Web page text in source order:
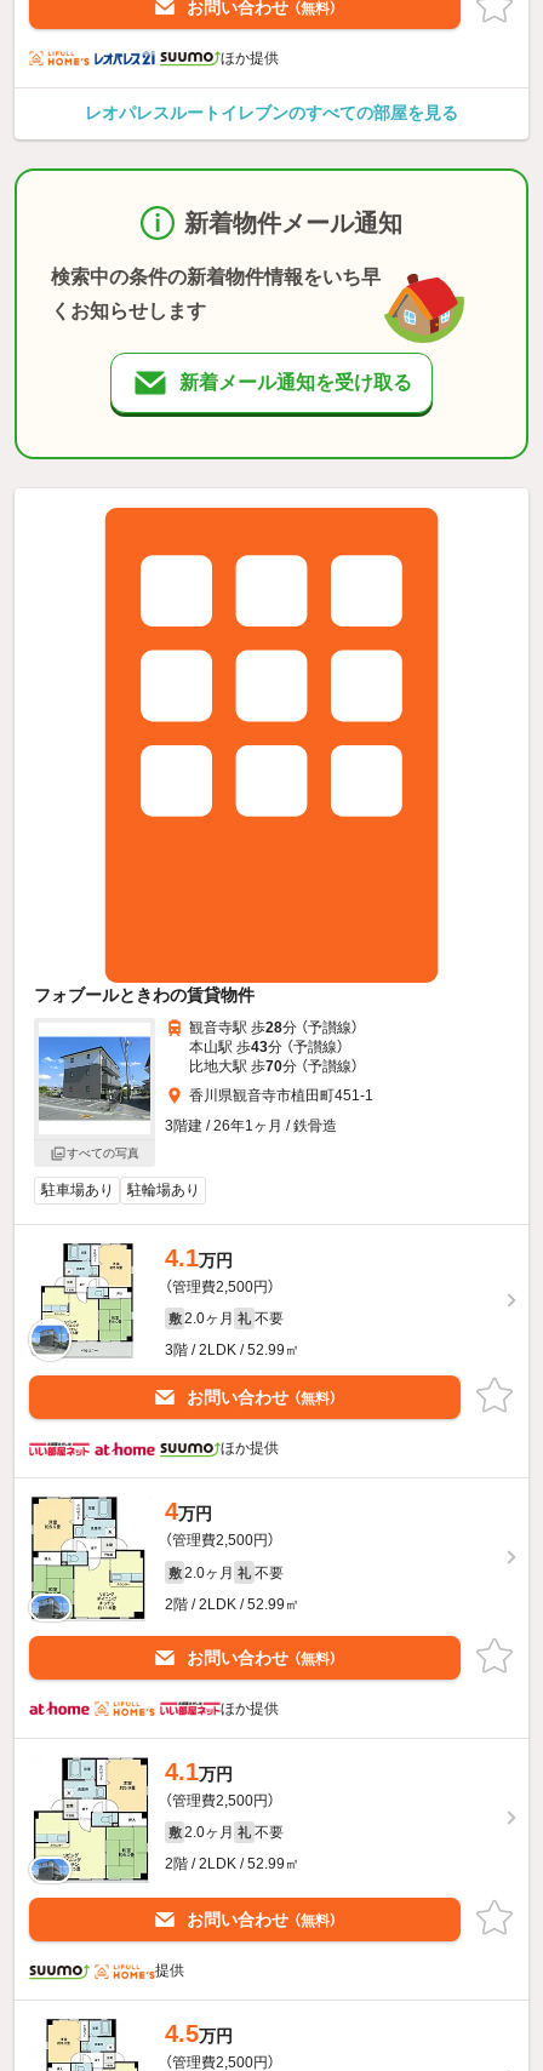
お問い合わせ （無料）
ほか提供
レオパレスルートイレブンのすべての部屋を見る
新着物件メール通知
検索中の条件の新着物件情報をいち早
くお知らせします
新着メール通知を受け取る
フォブールときわの賃貸物件
すべての写真
観音寺駅 歩28分 （予讃線）
本山駅 歩43分 （予讃線）
比地大駅 歩70分 （予讃線）
香川県観音寺市植田町451-1
3階建 / 26年1ヶ月 / 鉄骨造
駐車場あり 駐輪場あり
4.1万円
（管理費2,500円）
敷 2.0ヶ月 礼 不要
3階 / 2LDK / 52.99㎡
お問い合わせ （無料）
ほか提供
4万円
（管理費2,500円）
敷 2.0ヶ月 礼 不要
2階 / 2LDK / 52.99㎡
お問い合わせ （無料）
ほか提供
4.1万円
（管理費2,500円）
敷 2.0ヶ月 礼 不要
2階 / 2LDK / 52.99㎡
お問い合わせ （無料）
提供
4.5万円
（管理費2,500円）